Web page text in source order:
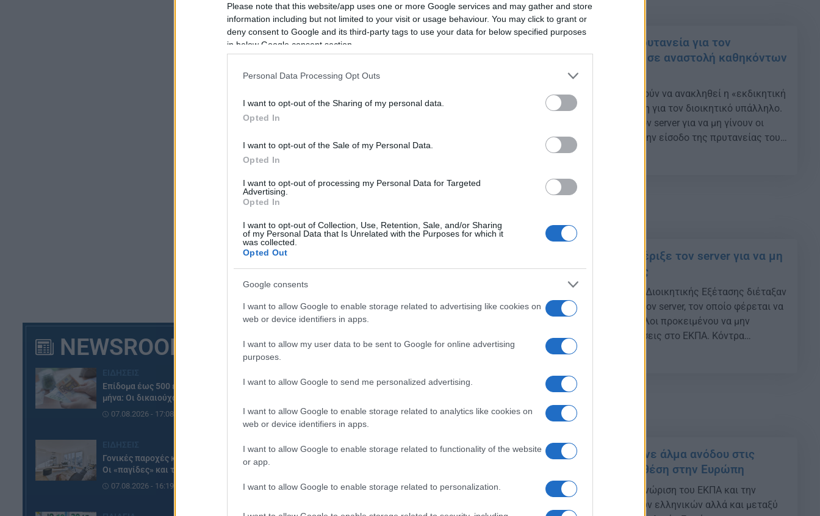
Please note that this website/app uses one or more Google services and may gather and store
information including but not limited to your visit or usage behaviour. You may click to grant or
deny consent to Google and its third-party tags to use your data for below specified purposes
in below Google consent section.
Personal Data Processing Opt Outs
I want to opt-out of the Sharing of my personal data.
Opted In
I want to opt-out of the Sale of my Personal Data.
Opted In
I want to opt-out of processing my Personal Data for Targeted
Advertising.
Opted In
I want to opt-out of Collection, Use, Retention, Sale, and/or Sharing
of my Personal Data that Is Unrelated with the Purposes for which it
was collected.
Opted Out
Google consents
I want to allow Google to enable storage related to advertising like cookies on
web or device identifiers in apps.
I want to allow my user data to be sent to Google for online advertising
purposes.
I want to allow Google to send me personalized advertising.
I want to allow Google to enable storage related to analytics like cookies on
web or device identifiers in apps.
I want to allow Google to enable storage related to functionality of the website
or app.
I want to allow Google to enable storage related to personalization.
NEWSROOM
Επίδομα έως 500 ευρώ τον
μήνα: Οι δικαιούχοι
07.08.2026 - 17:08
Γονικές παροχές και δωρεές:
Οι «παγίδες» και τα λάθη
07.08.2026 - 16:19
ΕΚΠΑ: Εισβολή φοιτητών στην πρυτανεία για τον
διοικητικό υπάλληλο που τέθηκε σε αναστολή καθηκόντων
για το σαμποτάζ στον σέρβερ
Σε πανό που ανήρτησαν οι φοιτητές ζητούν να ανακληθεί η «εκδικητική
απόφαση», όπως αναφέρουν, που ελήφθη για τον διοικητικό υπάλληλο.
ΕΚΠΑ: ΕΔΕ για το σαμποτάζ που έριξε τον server για να μη γίνουν οι
διαδικτυακές εξετάσεις Διαμαρτυρία στην είσοδο της πρυτανείας του
ΕΚΠΑ πραγματοποίησαν το μεσημέρι της Τέταρτης φοιτητές του
ΕΚΠΑ: ΕΔΕ για το σαμποτάζ που έριξε τον server για να μη
γίνουν οι διαδικτυακές εξετάσεις
Δείτε τι έγινε – Τη διενέργεια Ένορκης Διοικητικής Εξέτασης διέταξαν
οι πρυτανικές αρχές για το σαμποτάζ στον server, τον οποίο φέρεται να
έριξαν φοιτητές και διοικητικοί υπάλληλοι προκειμένου να μην
πραγματοποιηθούν διαδικτυακές εξετάσεις στο ΕΚΠΑ. Κόντρα
κυβέρνησης με ΑΕΙ για διαδικτυακή εξεταστική Ειδικότερα, τη Δευτέρα
«κατέβασαν» τον server, […]
13/02/2024 - 10:19
Ποιό ελληνικό πανεπιστήμιο έκανε άλμα ανόδου στις
διεθνείς κατατάξεις – Στην 16η θέση στην Ευρώπη
Διακρίσεις για το ΕΚΠΑ - Τη διεθνή αναγνώριση του ΕΚΠΑ και την
πρωτοκαθεδρία του, όχι μόνο μεταξύ των ελληνικών αλλά και μεταξύ